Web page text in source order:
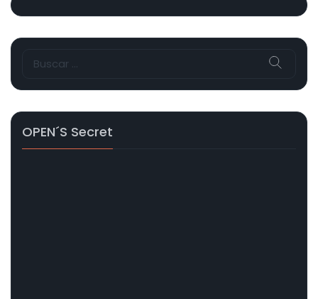
OPEN´s Secret